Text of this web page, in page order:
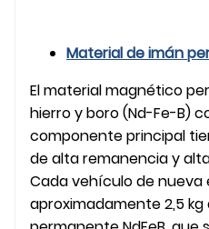
Material de imán
El material magnético
hierro y boro (Nd-Fe-B)
componente principal
de alta remanencia y
Cada vehículo de
aproximadamente 2,5